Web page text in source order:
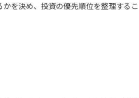
を決め、投資の優先順位を整理するこ